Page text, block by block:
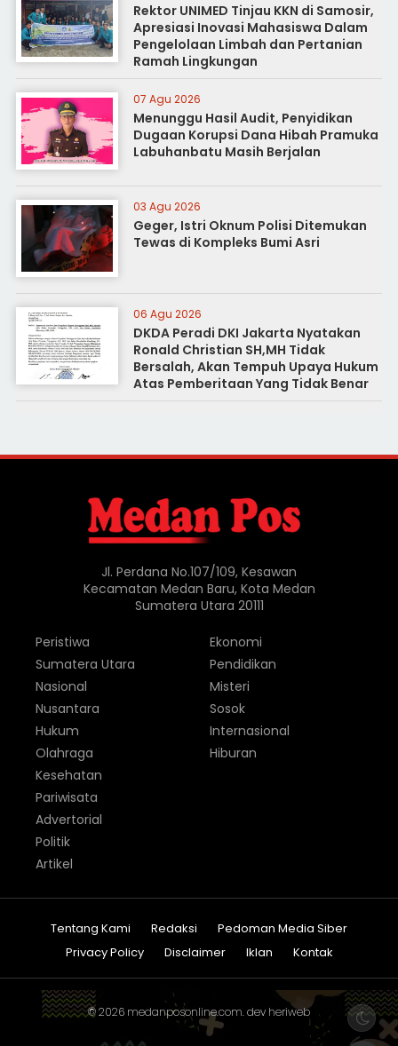
Rektor UNIMED Tinjau KKN di Samosir,
Apresiasi Inovasi Mahasiswa Dalam
Pengelolaan Limbah dan Pertanian
Ramah Lingkungan
07 Agu 2026
Menunggu Hasil Audit, Penyidikan
Dugaan Korupsi Dana Hibah Pramuka
Labuhanbatu Masih Berjalan
03 Agu 2026
Geger, Istri Oknum Polisi Ditemukan
Tewas di Kompleks Bumi Asri
06 Agu 2026
DKDA Peradi DKI Jakarta Nyatakan
Ronald Christian SH,MH Tidak
Bersalah, Akan Tempuh Upaya Hukum
Atas Pemberitaan Yang Tidak Benar
Jl. Perdana No.107/109, Kesawan
Kecamatan Medan Baru, Kota Medan
Sumatera Utara 20111
Peristiwa
Sumatera Utara
Nasional
Nusantara
Hukum
Olahraga
Ekonomi
Pendidikan
Misteri
Sosok
Internasional
Hiburan
Kesehatan
Pariwisata
Advertorial
Politik
Artikel
Tentang Kami Redaksi
Pedoman Media Siber
Privacy Policy
Disclaimer Iklan Kontak
© 2026 medanposonline.com. dev heriweb